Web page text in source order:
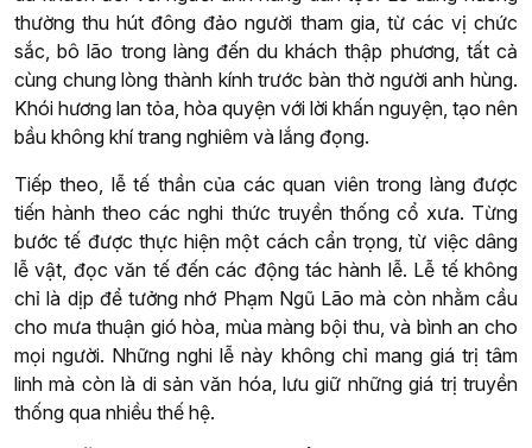
thường thu hút đông đảo người tham gia, từ các vị chức
sắc, bô lão trong làng đến du khách thập phương, tất cả
cùng chung lòng thành kính trước bàn thờ người anh hùng.
Khói hương lan tỏa, hòa quyện với lời khấn nguyện, tạo nên
bầu không khí trang nghiêm và lắng đọng.
Tiếp theo, lễ tế thần của các quan viên trong làng được
tiến hành theo các nghi thức truyền thống cổ xưa. Từng
bước tế được thực hiện một cách cẩn trọng, từ việc dâng
lễ vật, đọc văn tế đến các động tác hành lễ. Lễ tế không
chỉ là dịp để tưởng nhớ Phạm Ngũ Lão mà còn nhằm cầu
cho mưa thuận gió hòa, mùa màng bội thu, và bình an cho
mọi người. Những nghi lễ này không chỉ mang giá trị tâm
linh mà còn là di sản văn hóa, lưu giữ những giá trị truyền
thống qua nhiều thế hệ.